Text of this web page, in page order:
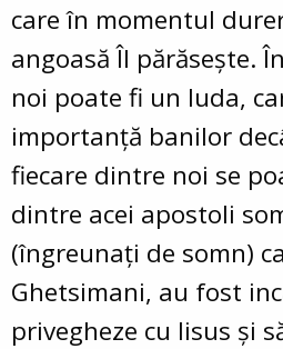
care în momentul
angoasă Îl părăseşte.
noi poate fi un Iuda,
importanţă banilor
fiecare dintre noi se
dintre acei apostoli
(îngreunaţi de somn)
Ghetsimani, au fost
privegheze cu Iisus şi